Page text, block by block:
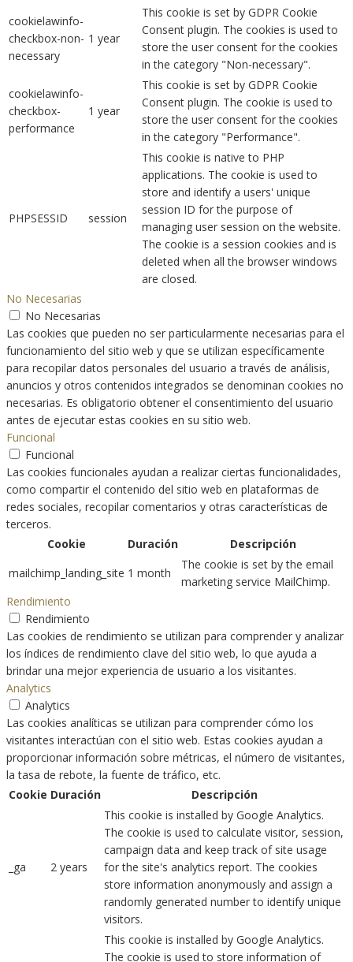
cookielawinfo-
checkbox-non-
necessary
1 year
This cookie is set by GDPR Cookie
Consent plugin. The cookies is used to
store the user consent for the cookies
in the category "Non-necessary".
cookielawinfo-
checkbox-
performance
1 year
This cookie is set by GDPR Cookie
Consent plugin. The cookie is used to
store the user consent for the cookies
in the category "Performance".
PHPSESSID session
This cookie is native to PHP
applications. The cookie is used to
store and identify a users' unique
session ID for the purpose of
managing user session on the website.
The cookie is a session cookies and is
deleted when all the browser windows
are closed.
No Necesarias
No Necesarias
Las cookies que pueden no ser particularmente necesarias para el
funcionamiento del sitio web y que se utilizan específicamente
para recopilar datos personales del usuario a través de análisis,
anuncios y otros contenidos integrados se denominan cookies no
necesarias. Es obligatorio obtener el consentimiento del usuario
antes de ejecutar estas cookies en su sitio web.
Funcional
Funcional
Las cookies funcionales ayudan a realizar ciertas funcionalidades,
como compartir el contenido del sitio web en plataformas de
redes sociales, recopilar comentarios y otras características de
terceros.
Cookie
Duración
Descripción
mailchimp_landing_site 1 month
The cookie is set by the email
marketing service MailChimp.
Rendimiento
Rendimiento
Las cookies de rendimiento se utilizan para comprender y analizar
los índices de rendimiento clave del sitio web, lo que ayuda a
brindar una mejor experiencia de usuario a los visitantes.
Analytics
Analytics
Las cookies analíticas se utilizan para comprender cómo los
visitantes interactúan con el sitio web. Estas cookies ayudan a
proporcionar información sobre métricas, el número de visitantes,
la tasa de rebote, la fuente de tráfico, etc.
Cookie Duración Descripción
_ga 2 years
This cookie is installed by Google Analytics.
The cookie is used to calculate visitor, session,
campaign data and keep track of site usage
for the site's analytics report. The cookies
store information anonymously and assign a
randomly generated number to identify unique
visitors.
This cookie is installed by Google Analytics.
The cookie is used to store information of